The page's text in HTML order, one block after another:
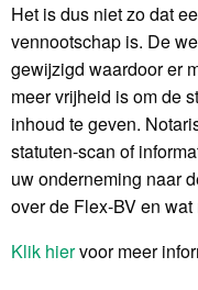
Het is dus niet zo dat
vennootschap is. De
gewijzigd waardoor er
meer vrijheid is om de
inhoud te geven.
statuten-scan of
uw onderneming naar
over de Flex-BV en
Klik hiervoor meer